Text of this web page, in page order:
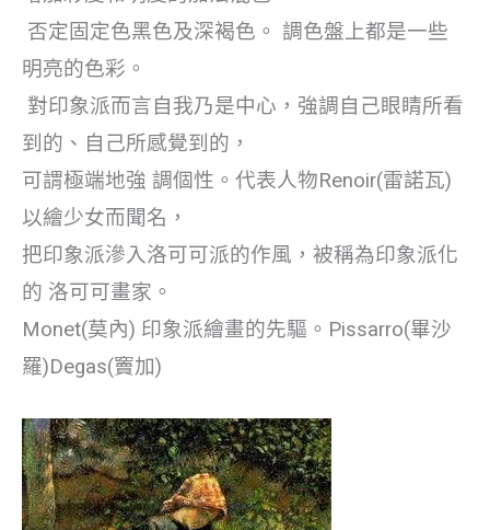
否定固定色黑色及深褐色。 調色盤上都是一些
明亮的色彩。
對印象派而言自我乃是中心，強調自己眼睛所看
到的、自己所感覺到的，
可謂極端地強 調個性。代表人物Renoir(雷諾瓦)
以繪少女而聞名，
把印象派滲入洛可可派的作風，被稱為印象派化
的 洛可可畫家。
Monet(莫內) 印象派繪畫的先驅。Pissarro(畢沙
羅)Degas(竇加)